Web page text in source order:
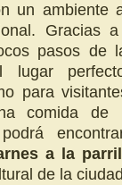
un ambiente
Gracias
pasos de
lugar
para
comida de
a la
de la